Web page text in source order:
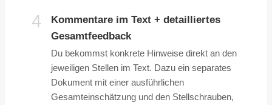
4
Kommentare im Text + detailliertes
Gesamtfeedback
Du bekommst konkrete Hinweise direkt an den
jeweiligen Stellen im Text. Dazu ein separates
Dokument mit einer ausführlichen
Gesamteinschätzung und den Stellschrauben,